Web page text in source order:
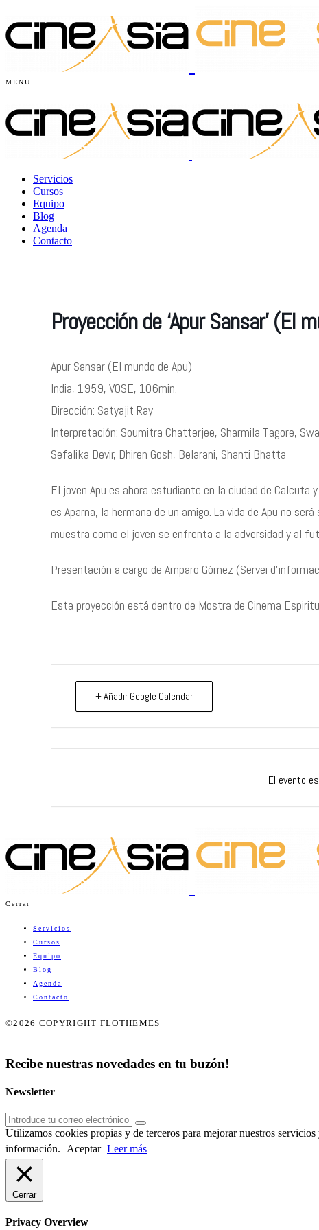
MENU
Servicios
Cursos
Equipo
Blog
Agenda
Contacto
Proyección de ‘Apur Sansar’ (El
Apur Sansar (El mundo de Apu)
India, 1959, VOSE, 106min.
Dirección: Satyajit Ray
Interpretación: Soumitra Chatterjee, Sharmila Tagore,
Sefalika Devir, Dhiren Gosh, Belarani, Shanti Bhatta
El joven Apu es ahora estudiante en la ciudad de
es Aparna, la hermana de un amigo. La vida de Apu no
muestra como el joven se enfrenta a la adversidad y al
Presentación a cargo de Amparo Gómez (Servei
Esta proyección está dentro de Mostra de Cinema
+ Añadir Google Calendar
El evento
Cerrar
Servicios
Cursos
Equipo
Blog
Agenda
Contacto
©2026 COPYRIGHT FLOTHEMES
Recibe nuestras novedades en tu buzón!
Newsletter
Utilizamos cookies propias y de terceros para mejorar nuestros
información.
Aceptar Leer más
Cerrar
Privacy Overview